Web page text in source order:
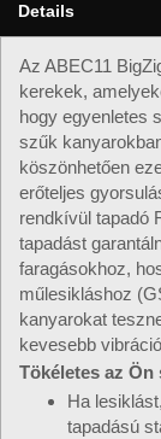
Details
Az ABEC11
kerekek,
hogy egyenletes
szűk
köszönhetően
erőteljes
rendkívül tapadó
tapadást
faragásokhoz,
műlesikláshoz
kanyarokat
kevesebb
Tökéletes az Ön
Ha
tapadású